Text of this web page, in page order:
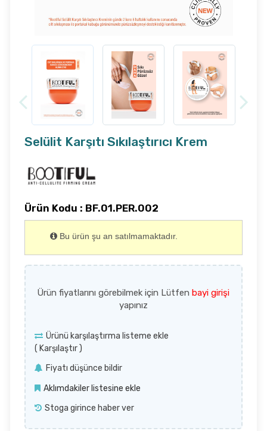
Selülit Karşıtı Sıkılaştırıcı Krem
Ürün Kodu : BF.01.PER.002
Bu ürün şu an satılmamaktadır.
Ürün fiyatlarını görebilmek için Lütfenbayi girişi
yapınız
Ürünü karşılaştırma listeme ekle
( Karşılaştır )
Fiyatı düşünce bildir
Aklımdakiler listesine ekle
Stoga girince haber ver